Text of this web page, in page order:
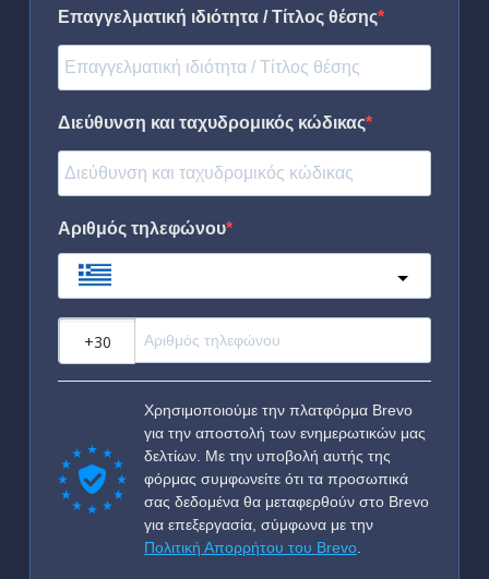
Επαγγελματική ιδιότητα / Τίτλος θέσης
Διεύθυνση και ταχυδρομικός κώδικας
Αριθμός τηλεφώνου
Χρησιμοποιούμε την πλατφόρμα Brevo
για την αποστολή των ενημερωτικών μας
δελτίων. Με την υποβολή αυτής της
φόρμας συμφωνείτε ότι τα προσωπικά
σας δεδομένα θα μεταφερθούν στο Brevo
για επεξεργασία, σύμφωνα με την
Πολιτική Απορρήτου του Brevo.